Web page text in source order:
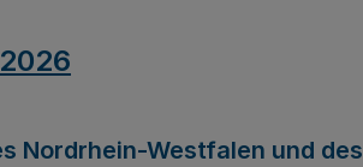
Nordrhein-Westfalen und des